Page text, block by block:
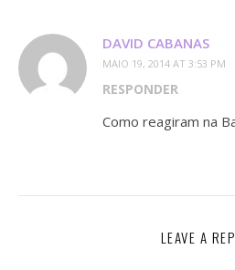
DAVID CABANAS
MAIO 19, 2014 AT 3:53 PM
RESPONDER
Como reagiram na
LEAVE A